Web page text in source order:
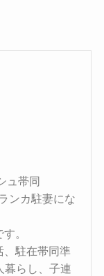
ュ帯同
ンカ駐妻にな
。
、駐在帯同準
暮らし、子連